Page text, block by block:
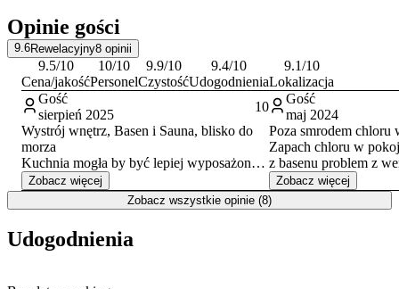
piaszczystej plaży, do której prowadzi oświetlona aleja połączona ze
ścieżką rowerową. Okolica sprzyja aktywnemu wypoczynkowi
dzięki licznym trasom rowerowym, w tym międzynarodowemu
szlakowi rowerowemu R10 (Via Baltica)
, biegnącemu wzdłuż
wybrzeża.
Lokalizacja stanowi dogodną bazę wypadową do zwiedzania
największych atrakcji miasta. W niewielkiej odległości znajdują się
między innymi słynna kołobrzeska
Latarnia MorskaorazMolo, z
którego roztacza się widok na morze. Warto również odwiedzić Port
Morski oraz Kołobrzeski Skansen Morski, prezentujący historię
Opinie gości
9.6Rewelacyjny8 opinii
9.5/10
Cena/jakość
10/10
Personel
9.9/10
Czystość
9.4/10
Udogodnienia
9.1/10
Lokalizacja
Gość
sierpień 2025
10
Wystrój wnętrz, Basen i Sauna, blisko do
morza
Kuchnia mogła by być lepiej wyposażona:
sitko, noże, większy garnek.
Zobacz więcej
Gość
maj 2024
Poza smrodem chloru
Zapach chloru w
z basenu problem z
kanalizacja?
Zobacz więcej
Zobacz wszystkie opinie (8)
Udogodnienia